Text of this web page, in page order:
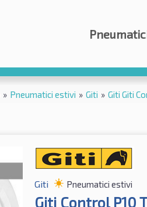
» Pneumatici estivi » Giti » Giti Giti
Giti Pneumatici estivi
Giti Control P10